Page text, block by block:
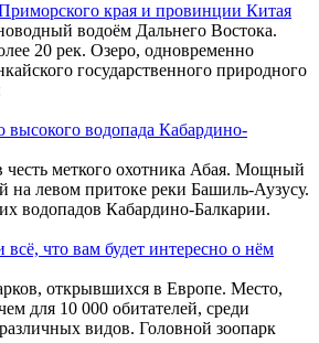
края и провинции Китая
водоём Дальнего Востока.
20 рек. Озеро, одновременно
государственного природного
высокого водопада Кабардино-
меткого охотника Абая. Мощный
на левом притоке реки Башиль-Аузусу.
водопадов Кабардино-Балкарии.
что вам будет интересно о нём
открывшихся в Европе. Место,
для 10 000 обитателей, среди
видов. Головной зоопарк